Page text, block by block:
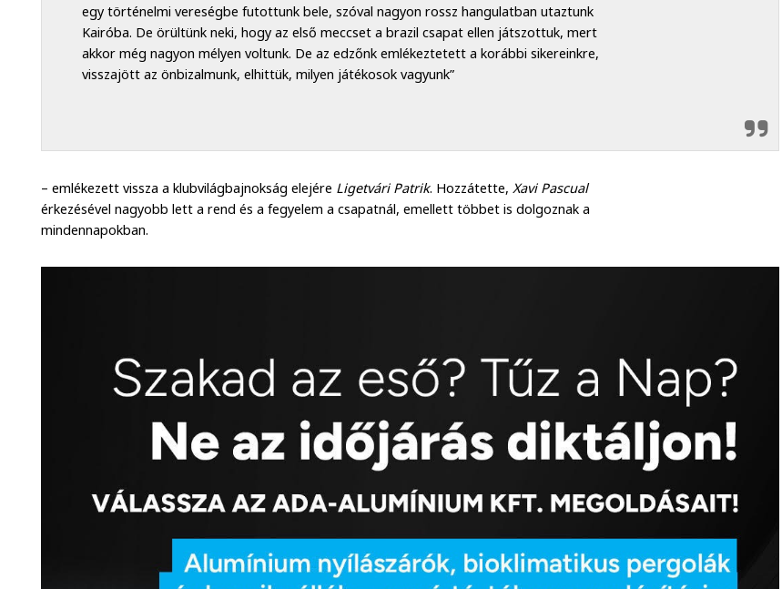
egy történelmi vereségbe futottunk bele, szóval nagyon rossz hangulatban utaztunk
Kairóba. De örültünk neki, hogy az első meccset a brazil csapat ellen játszottuk, mert
akkor még nagyon mélyen voltunk. De az edzőnk emlékeztetett a korábbi sikereinkre,
visszajött az önbizalmunk, elhittük, milyen játékosok vagyunk”
– emlékezett vissza a klubvilágbajnokság elejére Ligetvári Patrik. Hozzátette, Xavi Pascual
érkezésével nagyobb lett a rend és a fegyelem a csapatnál, emellett többet is dolgoznak a
mindennapokban.